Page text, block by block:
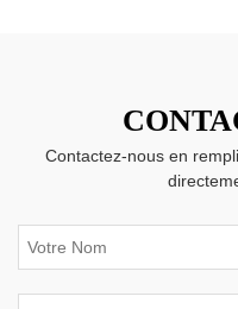
Contactez-nous en